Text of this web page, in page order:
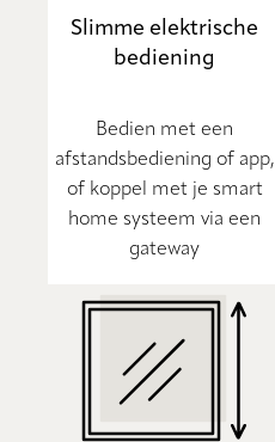
Slimme elektrische
bediening
Bedien met een
afstandsbediening of app,
of koppel met je smart
home systeem via een
gateway